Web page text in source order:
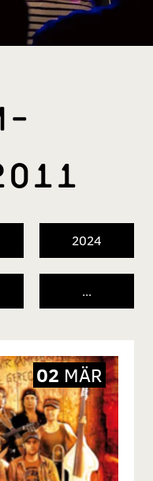
2024
...
02 MÄR